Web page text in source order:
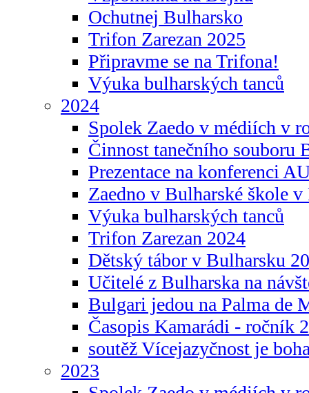
Ochutnej Bulharsko
Trifon Zarezan 2025
Připravme se na Trifona!
Výuka bulharských tanců
2024
Spolek Zaedo v médiích v
Činnost tanečního souboru
Prezentace na konferenci
Zaedno v Bulharské škole v
Výuka bulharských tanců
Trifon Zarezan 2024
Dětský tábor v Bulharsku
Učitelé z Bulharska na
Bulgari jedou na Palma de
Časopis Kamarádi - ročník
soutěž Vícejazyčnost je
2023